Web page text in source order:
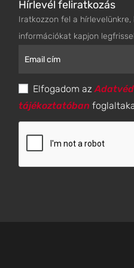
Hírlevél feliratkozás
Iratkozzon fel a hírlevelünkre,
információkat kapjon
Elfogadom az
tájékoztatóban